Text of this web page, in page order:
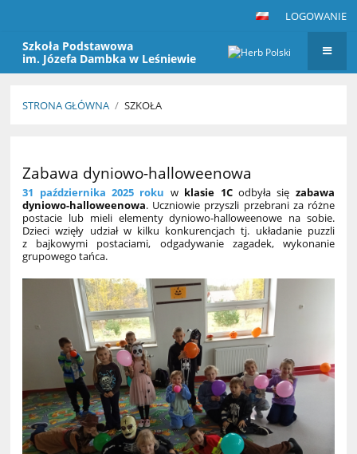
LOGOWANIE
Szkoła Podstawowa
im. Józefa Dambka w Leśniewie
STRONA GŁÓWNA / SZKOŁA
Zabawa dyniowo-halloweenowa
31 października 2025 roku w klasie 1Codbyła się zabawa
dyniowo-halloweenowa. Uczniowie przyszli przebrani za różne
postacie lub mieli elementy dyniowo-halloweenowe na sobie.
Dzieci wzięły udział w kilku konkurencjach tj. układanie puzzli
z bajkowymi postaciami, odgadywanie zagadek, wykonanie
grupowego tańca.